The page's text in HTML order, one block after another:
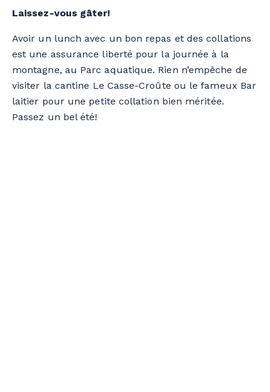
Laissez-vous gâter!
Avoir un lunch avec un bon repas et des collations
est une assurance liberté pour la journée à la
montagne, au Parc aquatique. Rien n’empêche de
visiter la cantine Le Casse-Croûte ou le fameux Bar
laitier pour une petite collation bien méritée.
Passez un bel été!